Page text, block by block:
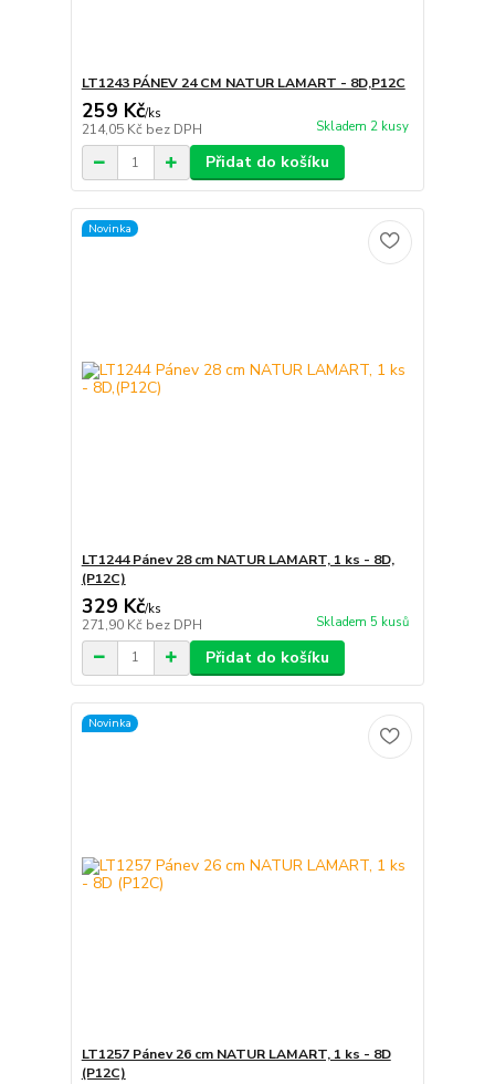
LT1243 PÁNEV 24 CM NATUR LAMART - 8D,P12C
259 Kč/ks
214,05 Kč bez DPH Skladem 2 kusy
Přidat do košíku
Novinka
LT1244 Pánev 28 cm NATUR LAMART, 1 ks - 8D,
(P12C)
329 Kč/ks
271,90 Kč bez DPH Skladem 5 kusů
Přidat do košíku
Novinka
LT1257 Pánev 26 cm NATUR LAMART, 1 ks - 8D
(P12C)